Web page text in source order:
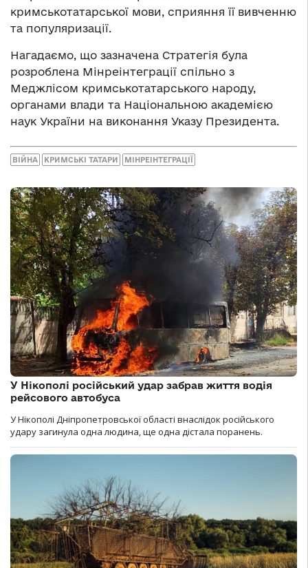
кримськотатарської мови, сприяння її вивченню
та популяризації.
Нагадаємо, що зазначена Стратегія була
розроблена Мінреінтеграції спільно з
Меджлісом кримськотатарського народу,
органами влади та Національною академією
наук України на виконання Указу Президента.
ВІЙНА КРИМСЬКІ ТАТАРИ МІНРЕІНТЕГРАЦІЇ
У Нікополі російський удар забрав життя водія
рейсового автобуса
У Нікополі Дніпропетровської області внаслідок російського
удару загинула одна людина, ще одна дістала поранень.